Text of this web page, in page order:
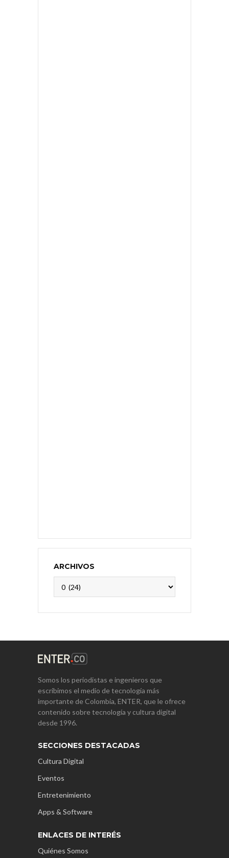
ARCHIVOS
Somos los periodistas e ingenieros que
escribimos el medio de tecnología más
importante de Colombia, ENTER, que le ofrece
contenido sobre tecnología y cultura digital
desde 1996.
SECCIONES DESTACADAS
Cultura Digital
Eventos
Entretenimiento
Apps & Software
ENLACES DE INTERÉS
Quiénes Somos